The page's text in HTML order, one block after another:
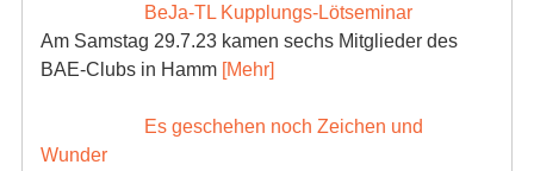
BeJa-TL Kupplungs-Lötseminar
Am Samstag 29.7.23 kamen sechs Mitglieder des
BAE-Clubs in Hamm [Mehr]
Es geschehen noch Zeichen und
Wunder